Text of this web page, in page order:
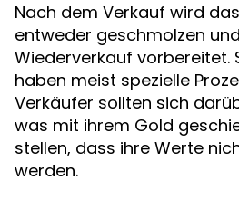
Nach dem Verkauf wird
entweder geschmolzen
Wiederverkauf vorbereitet.
haben meist spezielle
Verkäufer sollten sich
was mit ihrem Gold
stellen, dass ihre Werte
werden.